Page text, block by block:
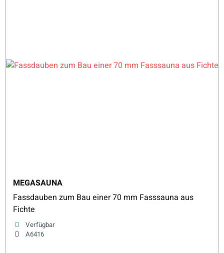
MEGASAUNA
Fassdauben zum Bau einer 70 mm Fasssauna aus
Fichte
Verfügbar
A6416